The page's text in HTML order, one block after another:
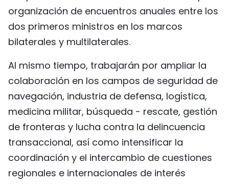
organización de encuentros anuales entre los
dos primeros ministros en los marcos
bilaterales y multilaterales.
Al mismo tiempo, trabajarán por ampliar la
colaboración en los campos de seguridad de
navegación, industria de defensa, logística,
medicina militar, búsqueda - rescate, gestión
de fronteras y lucha contra la delincuencia
transaccional, así como intensificar la
coordinación y el intercambio de cuestiones
regionales e internacionales de interés